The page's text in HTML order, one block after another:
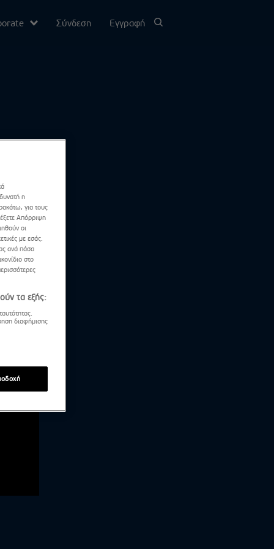
Σύνδεση Εγγραφή
η
για τους
Απόρριψη
οι
με εσάς.
ανά πάσα
στο
τα εξής:
διαφήμισης